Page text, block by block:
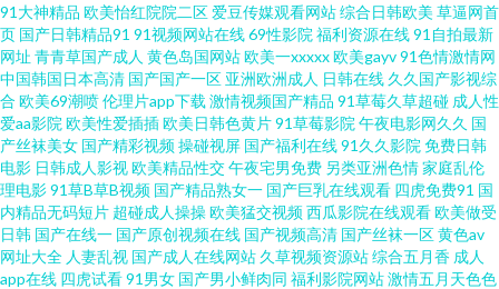
草 国产成人高清网址 久久护士总站 欧美中字 亚洲免费日批视频 97午夜剧场
久久色导航 福利午夜探花 欧美a影院 日美大操逼 91官网在线看 大香蕉五月天
国产在线视频 狼人综合伊人 欧美色AB 熟女a资源 在线99超碰 97超碰在线公
开 草草亚洲插影院 岛国VA 黄色色情网站 欧美三级网址 三级国产字幕 午夜福
利a 91次元黄色观看 97色色亚洲成人 岛国A片 九九热成人 欧美成人香蕉网 日
91大神精品 欧美怡红院院二区爱豆传媒观看网站综合日韩欧美 草逼网首
页 国产日韩精品91 91视频网站在线69性影院 福利资源在线91自拍最新
网址 青青草国产成人 黄色岛国网站欧美一xxxxx欧美gayv91色情激情网
中国韩国日本高清 国产国产一区 亚洲欧洲成人 日韩在线 久久国产影视综
合 欧美69潮喷伦理片app下载 激情视频国产精品 91草莓久草超碰 成人性
爱aa影院 欧美性爱插插欧美日韩色黄片91草莓影院 午夜电影网久久 国
产丝袜美女 国产精彩视频操碰视屏 国产福利在线91久久影院 免费日韩
电影 日韩成人影视欧美精品性交午夜宅男免费 另类亚洲色情家庭乱伦
理电影91草B草B视频 国产精品熟女一 国产巨乳在线观看 四虎免费91 国
内精品无码短片 超碰成人操操欧美猛交视频西瓜影院在线观看欧美做受
日韩 国产在线一 国产原创视频在线 国产视频高清 国产丝袜一区黄色av
网址大全 人妻乱视 国产成人在线网站 久草视频资源站综合五月香 成人
app在线 四虎试看91男女 国产男小鲜肉同 福利影院网站激情五月天色色